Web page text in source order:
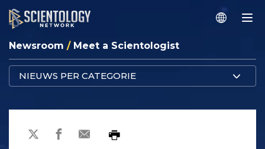
Newsroom / Meet a Scientologist
NIEUWS PER CATEGORIE